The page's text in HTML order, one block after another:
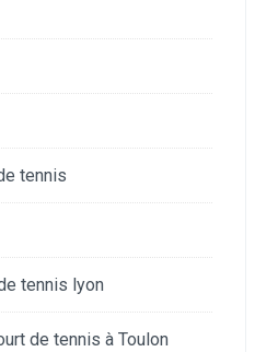
tennis
tennis lyon
de tennis à Toulon